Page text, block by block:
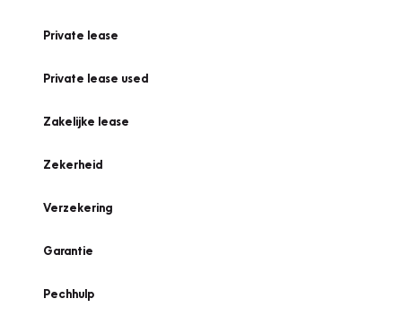
Private lease
Private lease used
Zakelijke lease
Zekerheid
Verzekering
Garantie
Pechhulp